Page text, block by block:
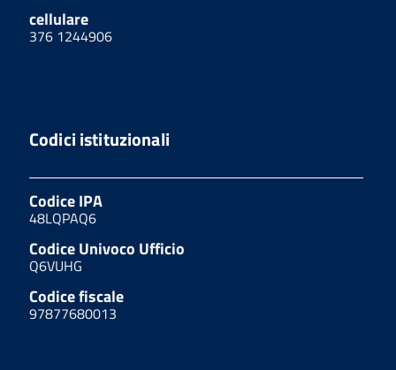
cellulare
376 1244906
Codici istituzionali
Codice IPA
48LQPAQ6
Codice Univoco Ufficio
Q6VUHG
Codice fiscale
97877680013